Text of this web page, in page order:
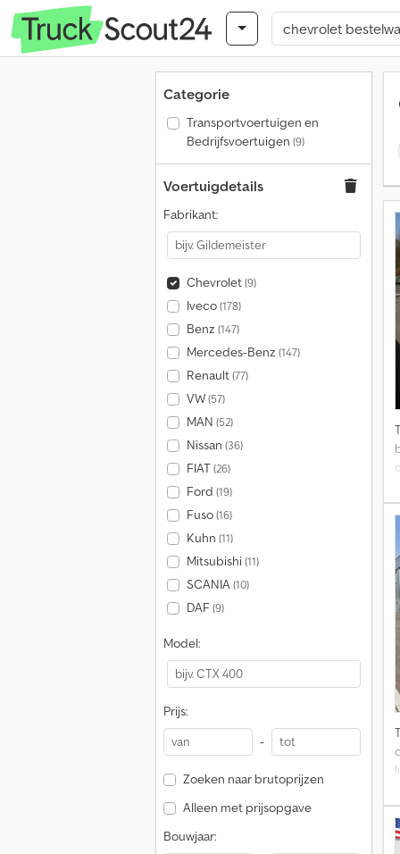
Categorie
Transportvoertuigen en
Bedrijfsvoertuigen (9)
Voertuigdetails
Fabrikant:
Chevrolet(9)
Iveco(178)
Benz (147)
Mercedes-Benz (147)
Renault(77)
VW(57)
MAN (52)
Nissan (36)
FIAT(26)
Ford (19)
Fuso(16)
Kuhn (11)
Mitsubishi(11)
SCANIA(10)
DAF (9)
Model:
Prijs:
-
Zoeken naar brutoprijzen
Alleen met prijsopgave
Bouwjaar: